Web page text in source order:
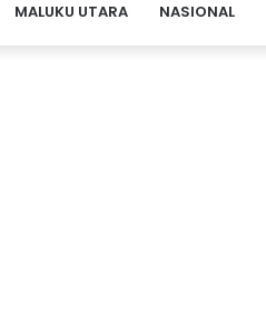
MALUKU UTARA NASIONAL